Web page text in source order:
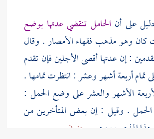
على أن الحامل تنقضي عدتها بوضع
وهو مذهب فقهاء الأمصار . وقال
: إن عدتها أقصى الأجلين فإن تقدم
أربعة أشهر وعشر : انتظرت تمامها .
الأشهر والعشر على وضع الحمل :
. وقيل : إن بعض المتأخرين من
هذا المذهب ، وهو
سحنون